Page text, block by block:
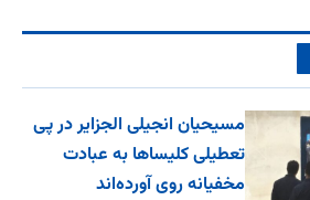
مسیحیان انجیلی الجزایر در پی
تعطیلی کلیساها به عبادت
مخفیانه روی آورده‌اند